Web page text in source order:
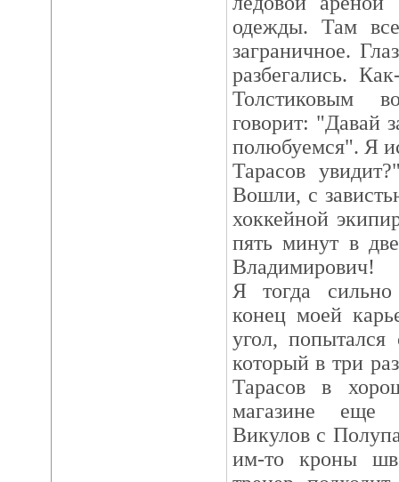
одежды. Там
заграничное.
разбегались.
Толстиковым
говорит: "Давай
полюбуемся". Я
Тарасов
Вошли, с
хоккейной
пять минут в
Владимирович!
Я тогда
конец моей
угол, попытался
который в три
Тарасов в
магазине еще
Викулов с
им-то кроны